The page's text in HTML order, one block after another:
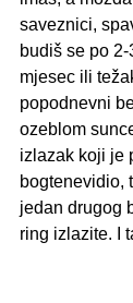
saveznici,
budiš se po
mjesec ili
popodnevni
ozeblom
izlazak koji je
bogtenevidio,
jedan drugog
ring izlazite. I